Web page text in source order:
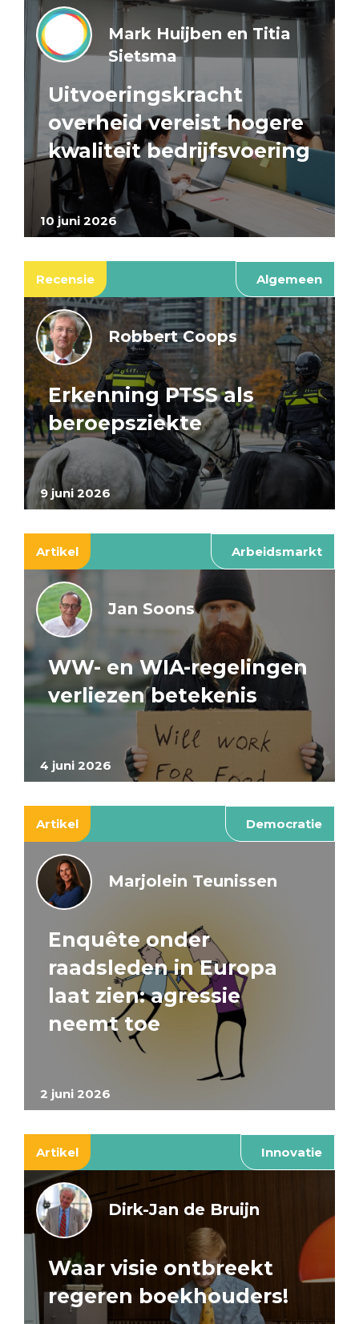
10 juni 2026
Mark Huijben en Titia
Sietsma
Uitvoeringskracht
overheid vereist hogere
kwaliteit bedrijfsvoering
Recensie Algemeen
9 juni 2026
Robbert Coops
Erkenning PTSS als
beroepsziekte
Artikel Arbeidsmarkt
4 juni 2026
Jan Soons
WW- en WIA-regelingen
verliezen betekenis
Artikel Democratie
2 juni 2026
Marjolein Teunissen
Enquête onder
raadsleden in Europa
laat zien: agressie
neemt toe
Artikel Innovatie
Dirk-Jan de Bruijn
Waar visie ontbreekt
regeren boekhouders!